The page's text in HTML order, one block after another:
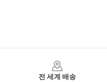
전 세계 배송